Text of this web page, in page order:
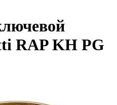
RAP KH PG